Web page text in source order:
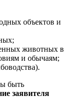
объектов и
животных в
и обычаям;
быть
заявителя